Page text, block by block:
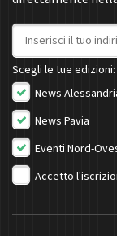
Indirizzo email
Scegli le tue edizioni:
News
News Pavia
Eventi Nord-
Accetto